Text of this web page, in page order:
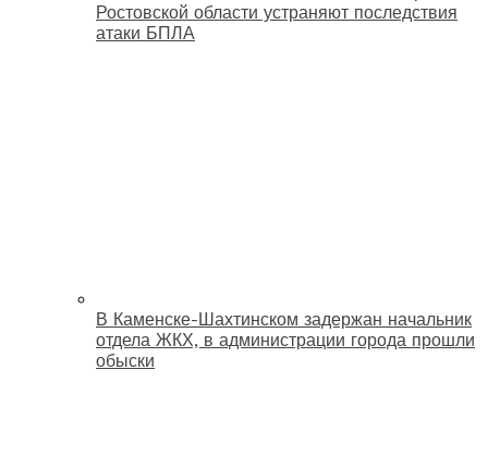
Ростовской области устраняют последствия
атаки БПЛА
В Каменске-Шахтинском задержан начальник
отдела ЖКХ, в администрации города прошли
обыски